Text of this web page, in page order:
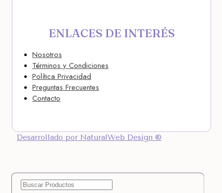
ENLACES DE INTERÉS
Nosotros
Términos y Condiciones
Política Privacidad
Preguntas Frecuentes
Contacto
Desarrollado por NaturalWeb Design ®